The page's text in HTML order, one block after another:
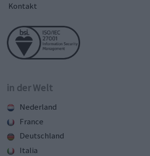
Kontakt
in der Welt
Nederland
France
Deutschland
Italia